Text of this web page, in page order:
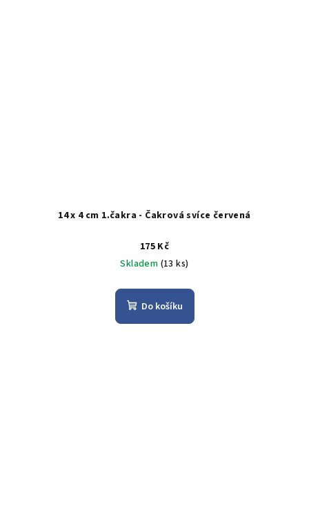
14 x 4 cm 1.čakra - Čakrová svíce červená
175 Kč
Skladem (13 ks)
Do košíku